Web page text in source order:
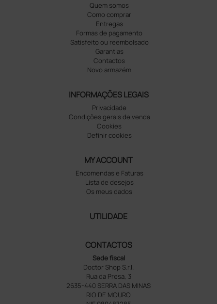
Quem somos
Como comprar
Entregas
Formas de pagamento
Satisfeito ou reembolsado
Garantias
Contactos
Novo armazém
INFORMAÇÕES LEGAIS
Privacidade
Condições gerais de venda
Cookies
Definir cookies
MY ACCOUNT
Encomendas e Faturas
Lista de desejos
Os meus dados
UTILIDADE
CONTACTOS
Sede fiscal
Doctor Shop S.r.l.
Rua da Presa, 3
2635-440 SERRA DAS MINAS
RIO DE MOURO